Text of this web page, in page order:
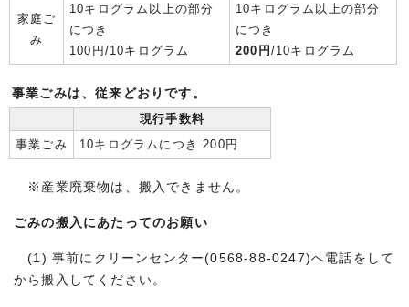
家庭ご
み
10キログラム以上の部分
につき
100円/10キログラム
10キログラム以上の部分
につき
200円 /10キログラム
事業ごみは、従来どおりです。
現行手数料
事業ごみ
10キログラムにつき 200円
※産業廃棄物は、搬入できません。
ごみの搬入にあたってのお願い
(1) 事前にクリーンセンター(0568-88-0247)へ電話をして
から搬入してください。